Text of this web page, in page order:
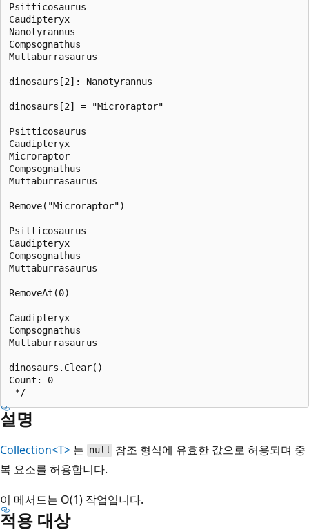
Psitticosaurus
Caudipteryx
Nanotyrannus
Compsognathus
Muttaburrasaurus
dinosaurs[2]: Nanotyrannus
dinosaurs[2] = "Microraptor"
Psitticosaurus
Caudipteryx
Microraptor
Compsognathus
Muttaburrasaurus
Remove("Microraptor")
Psitticosaurus
Caudipteryx
Compsognathus
Muttaburrasaurus
RemoveAt(0)
Caudipteryx
Compsognathus
Muttaburrasaurus
dinosaurs.Clear()
Count: 0
설명
Collection<T> 는 null 참조 형식에 유효한 값으로 허용되며 중
복 요소를 허용합니다.
이 메서드는 O(1) 작업입니다.
적용 대상